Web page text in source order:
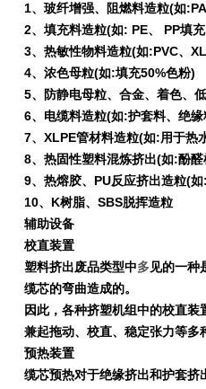
1、玻纤增强、阻燃料造粒(如
2、填充料造粒(如: PE、 PP填充
3、热敏性物料造粒(如:PVC、
4、浓色母粒(如:填充50%色粉)
5、防静电母粒、合金、着色、
6、电缆料造粒(如:护套料、绝缘
7、 XLPE管材料造粒(如:用于热
8、热固性塑料混炼挤出(如:酚醛
9、热熔胶、 PU反应挤出造粒(如
10、 K树脂、 SBS脱挥造粒
辅助设备
校直装置
塑料挤出废品类型中多见的一种
缆芯的弯曲造成的。
因此，各种挤塑机组中的校直
兼起拖动、校直、稳定张力等多
预热装置
缆芯预热对于绝缘挤出和护套挤